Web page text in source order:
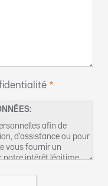
afin de
d’assistance ou pour
vous fournir un
notre intérêt légitime